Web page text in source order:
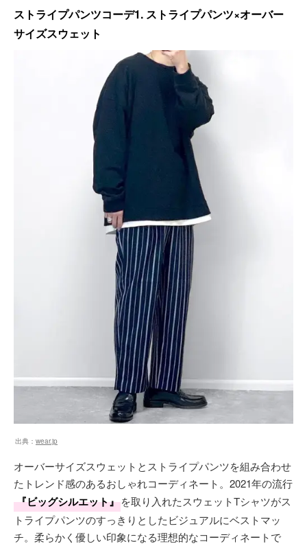
ストライプパンツコーデ1. ストライプパンツ×オーバー
サイズスウェット
出典： wear.jp
オーバーサイズスウェットとストライプパンツを組み合わせ
たトレンド感のあるおしゃれコーディネート。2021年の流行
『ビッグシルエット』を取り入れたスウェットTシャツがス
トライプパンツのすっきりとしたビジュアルにベストマッ
チ。柔らかく優しい印象になる理想的なコーディネートで